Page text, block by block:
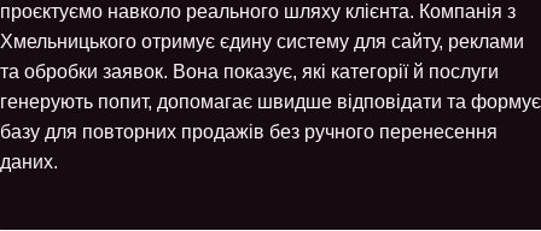
проєктуємо навколо реального шляху клієнта. Компанія з
Хмельницького отримує єдину систему для сайту, реклами
та обробки заявок. Вона показує, які категорії й послуги
генерують попит, допомагає швидше відповідати та формує
базу для повторних продажів без ручного перенесення
даних.